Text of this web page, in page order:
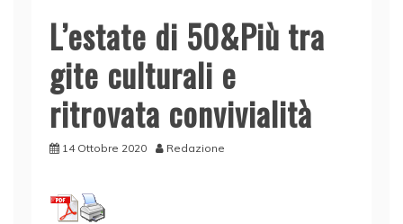
L’estate di 50&Più tra
gite culturali e
ritrovata convivialità
14 Ottobre 2020 Redazione